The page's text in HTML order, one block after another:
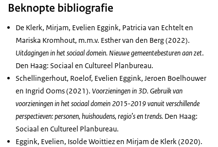
Beknopte bibliografie
De Klerk, Mirjam, Evelien Eggink, Patricia van Echtelt en
Mariska Kromhout, m.m.v. Esther van den Berg (2022).
Uitdagingen in het sociaal domein. Nieuwe gemeentebesturen aan zet.
Den Haag: Sociaal en Cultureel Planbureau.
Schellingerhout, Roelof, Evelien Eggink, Jeroen Boelhouwer
en Ingrid Ooms (2021). Voorzieningen in 3D. Gebruik van
voorzieningen in het sociaal domein 2015-2019 vanuit verschillende
perspectieven: personen, huishoudens, regio’s en trends. Den Haag:
Sociaal en Cultureel Planbureau.
Eggink, Evelien, Isolde Woittiez en Mirjam de Klerk (2020).